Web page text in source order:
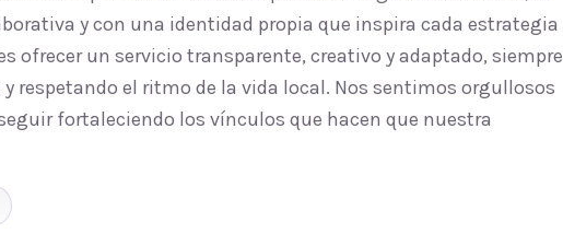
y con una identidad propia que inspira cada estrategia
ofrecer un servicio transparente, creativo y adaptado, siempre
respetando el ritmo de la vida local. Nos sentimos orgullosos
fortaleciendo los vínculos que hacen que nuestra